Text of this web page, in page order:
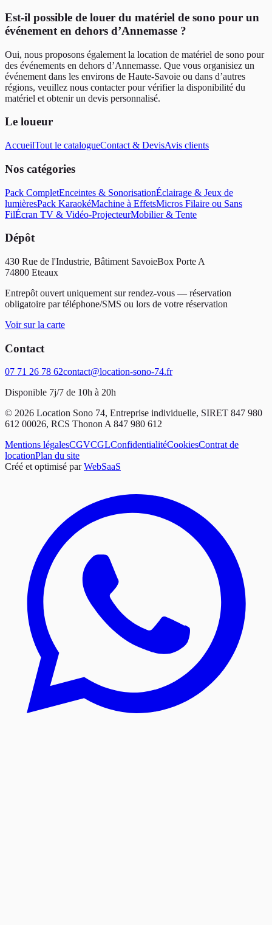
Est-il possible de louer du matériel de sono pour un
événement en dehors d’Annemasse ?
Oui, nous proposons également la location de matériel de sono pour
des événements en dehors d’Annemasse. Que vous organisiez un
événement dans les environs de Haute-Savoie ou dans d’autres
régions, veuillez nous contacter pour vérifier la disponibilité du
matériel et obtenir un devis personnalisé.
Le loueur
AccueilTout le catalogueContact & DevisAvis clients
Nos catégories
Pack CompletEnceintes & SonorisationÉclairage & Jeux de
lumièresPack KaraokéMachine à EffetsMicros Filaire ou Sans
FilÉcran TV & Vidéo-ProjecteurMobilier & Tente
Dépôt
430 Rue de l'Industrie, Bâtiment SavoieBox Porte A
74800 Eteaux
Entrepôt ouvert uniquement sur rendez-vous — réservation
obligatoire par téléphone/SMS ou lors de votre réservation
Voir sur la carte
Contact
07 71 26 78 62contact@location-sono-74.fr
Disponible 7j/7 de 10h à 20h
© 2026 Location Sono 74, Entreprise individuelle, SIRET 847 980
612 00026, RCS Thonon A 847 980 612
Mentions légalesCGVCGLConfidentialitéCookiesContrat de
locationPlan du site
Créé et optimisé par WebSaaS